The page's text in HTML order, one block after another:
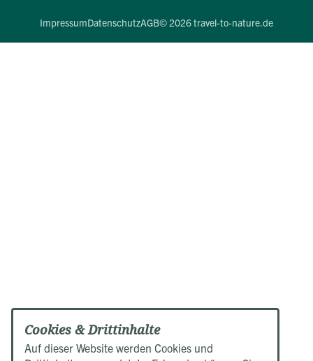
ImpressumDatenschutzAGB© 2026 travel-to-nature.de
Cookies & Drittinhalte
Auf dieser Website werden Cookies und